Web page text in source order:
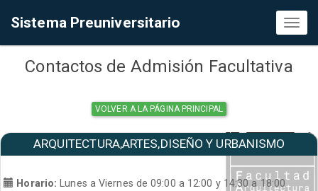
Sistema Preuniversitario
Contactos de Admisión Facultativa
VOLVER A LA PÁGINA PRINCIPAL
ARQUITECTURA,ARTES,DISEÑO Y URBANISMO
Horario:
Lunes a Viernes de 09:00 a 12:00 y 14:30 a 18:00